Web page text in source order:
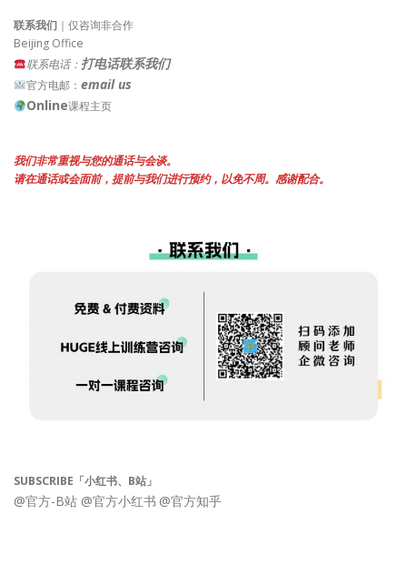
联系我们 ｜仅咨询非合作
Beijing Office
联系电话： 打电话联系我们
官方电邮： email us
Online课程主页
我们非常重视与您的通话与会谈。
请在通话或会面前，提前与我们进行预约，以免不周。感谢配合。
SUBSCRIBE「小红书、B站」
@官方-B站 @官方小红书 @官方知乎